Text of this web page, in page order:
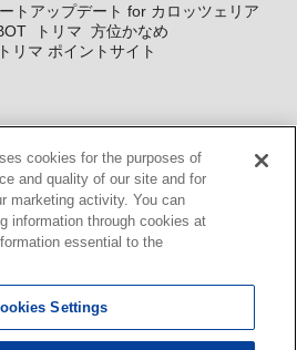
トアップデート for カロッツェリア
トリマ 方位かなめ
トリマ ポイントサイト
ービス WEBサイト・システム向け地
図開発キット MapFan DB 住所確認
トリマ広告 Geo-Research
ス
cookies for the purposes of
and quality of our site and for
marketing activity. You can
information through cookies at
essential to the
Settings